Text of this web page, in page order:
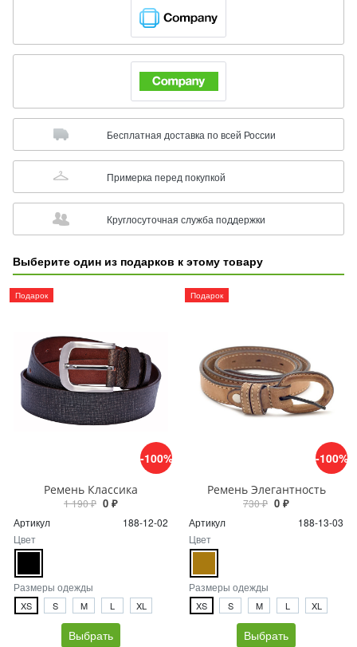
Бесплатная доставка по всей России
Примерка перед покупкой
Круглосуточная служба поддержки
Выберите один из подарков к этому товару
-100%
Подарок
Ремень Классика
1 190 ₽ 0 ₽
Артикул
188-12-02
Цвет
Размеры одежды
XS S M L XL
Выбрать
-100%
Подарок
Ремень Элегантность
730 ₽ 0 ₽
Артикул
188-13-03
Цвет
Размеры одежды
XS S M L XL
Выбрать